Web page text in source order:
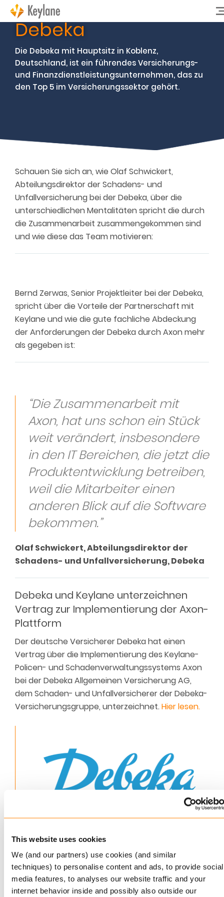
This website uses cookies
We (and our partners) use cookies (and similar
techniques) to personalise content and ads, to provide social
media features, to analyses our website traffic and your
internet behavior inside and possibly also outside our
Debeka
Die Debeka mit Hauptsitz in Koblenz,
Deutschland, ist ein führendes Versicherungs-
und Finanzdienstleistungsunternehmen, das zu
den Top 5 im Versicherungssektor gehört.
Schauen Sie sich an, wie Olaf Schwickert,
Abteilungsdirektor der Schadens- und
Unfallversicherung bei der Debeka, über die
unterschiedlichen Mentalitäten spricht die durch
die Zusammenarbeit zusammengekommen sind
und wie diese das Team motivieren:
Bernd Zerwas, Senior Projektleiter bei der Debeka,
spricht über die Vorteile der Partnerschaft mit
Keylane und wie die gute fachliche Abdeckung
der Anforderungen der Debeka durch Axon mehr
als gegeben ist:
“Die Zusammenarbeit mit
Axon, hat uns schon ein Stück
weit verändert, insbesondere
in den IT Bereichen, die jetzt die
Produktentwicklung betreiben,
weil die Mitarbeiter einen
anderen Blick auf die Software
bekommen.”
Olaf Schwickert, Abteilungsdirektor der
Schadens- und Unfallversicherung, Debeka
Debeka und Keylane unterzeichnen
Vertrag zur Implementierung der Axon-
Plattform
Der deutsche Versicherer Debeka hat einen
Vertrag über die Implementierung des Keylane-
Policen- und Schadenverwaltungssystems Axon
bei der Debeka Allgemeinen Versicherung AG,
dem Schaden- und Unfallversicherer der Debeka-
Versicherungsgruppe, unterzeichnet.Hier lesen.
https://www.debeka.de/
Die Debeka mit Hauptsitz in Koblenz, Deutschland,
ist ein führendes Versicherungs- und
Finanzdienstleistungsunternehmen, das zu den
Top 5 im Versicherungssektor gehört. Mit mehr als